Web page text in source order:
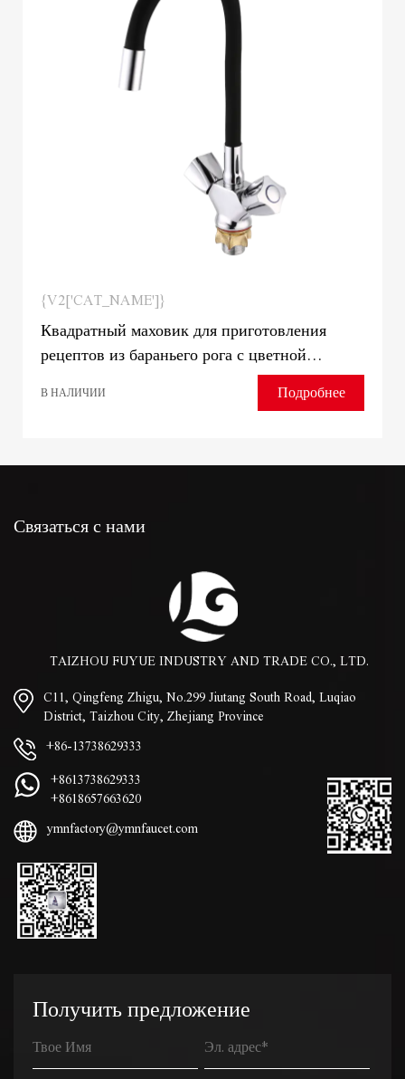
{V2['CAT_NAME']}
Квадратный маховик для приготовления
рецептов из бараньего рога с цветной
универсальной трубкой на ножках Смеситель
В НАЛИЧИИ Подробнее
Связаться с нами
TAIZHOU FUYUE INDUSTRY AND TRADE CO., LTD.
C11, Qingfeng Zhigu, No.299 Jiutang South Road, Luqiao
District, Taizhou City, Zhejiang Province
+86-13738629333
+8613738629333
+8618657663620
ymnfactory@ymnfaucet.com
Получить предложение